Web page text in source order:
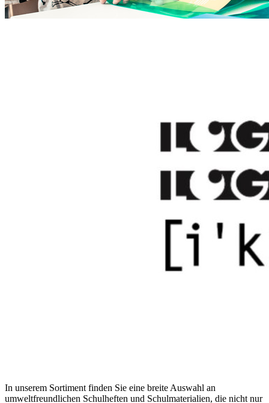
In unserem Sortiment finden Sie eine breite Auswahl an
umweltfreundlichen Schulheften und Schulmaterialien, die nicht nur